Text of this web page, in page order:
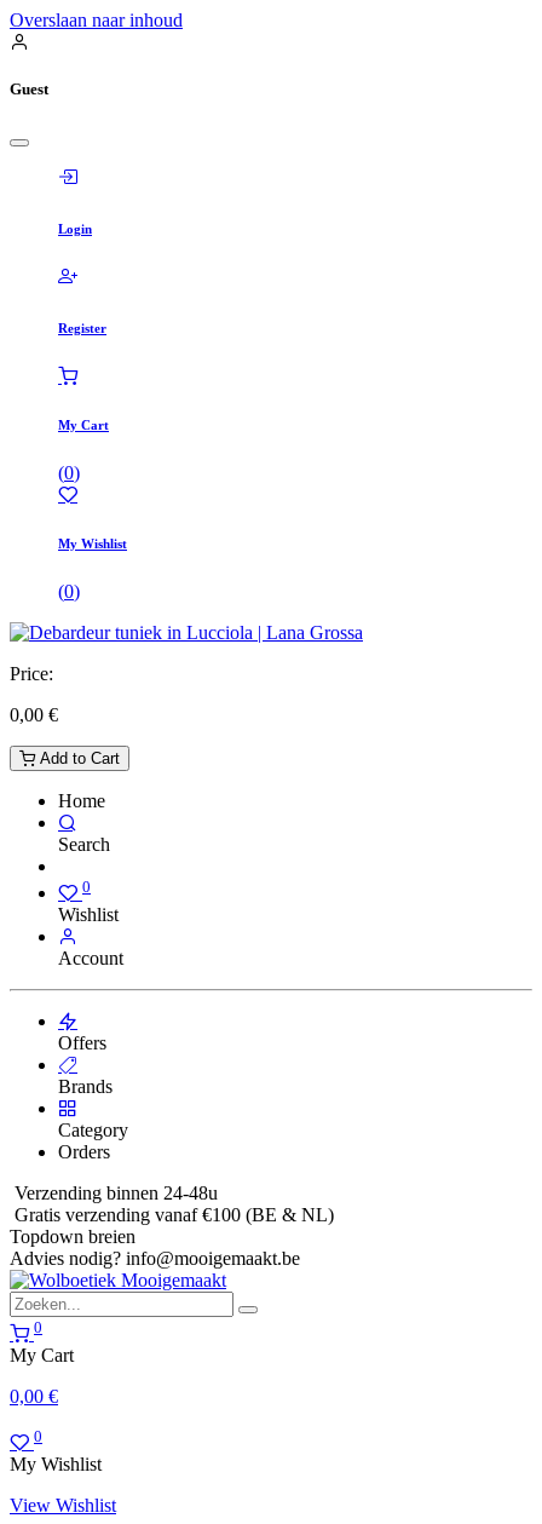
Overslaan naar inhoud
Guest
Login
Register
My Cart
(0)
My Wishlist
(0)
Price:
0,00 €
Add to Cart
Home
Search
0
Wishlist
Account
Offers
Brands
Category
Orders
Verzending binnen 24-48u
Gratis verzending vanaf €100 (BE & NL)
Topdown breien
Advies nodig? info@mooigemaakt.be
0
My Cart
0,00 €
0
My Wishlist
View Wishlist